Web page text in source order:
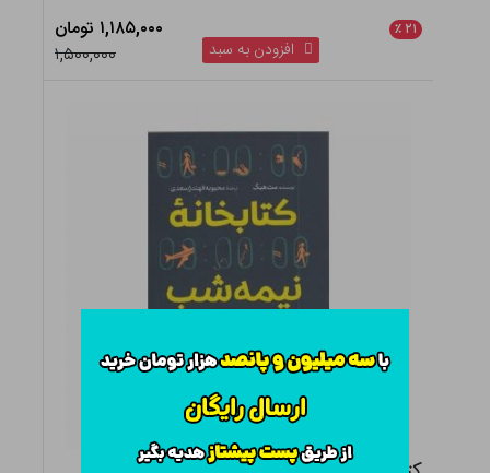
۲۱ ٪
۱,۱۸۵,۰۰۰ تومان
۱,۵۰۰,۰۰۰
افزودن به سبد